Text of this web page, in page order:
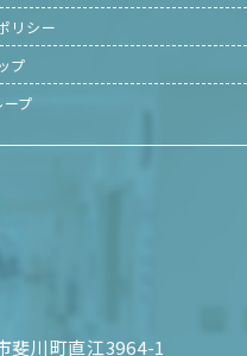
リシー
プ
プ
斐川町直江3964-1